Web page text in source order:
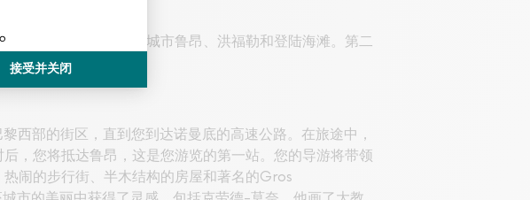
，您将参观诺曼底的城市鲁昂、洪福勒和登陆海滩。第二
西部的街区，直到您到达诺曼底的高速公路。在旅途中，
，您将抵达鲁昂，这是您游览的第一站。您的导游将带领
闹的步行街、半木结构的房屋和著名的Gros